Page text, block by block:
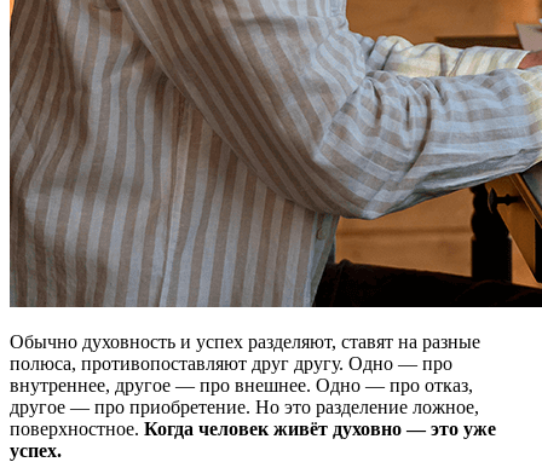
Обычно духовность и успех разделяют, ставят на разные
полюса, противопоставляют друг другу. Одно — про
внутреннее, другое — про внешнее. Одно — про отказ,
другое — про приобретение. Но это разделение ложное,
поверхностное. Когда человек живёт духовно — это уже
успех.